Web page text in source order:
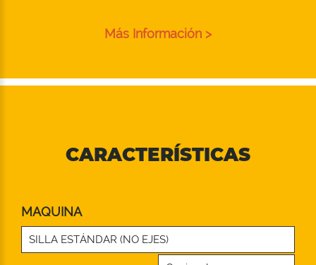
Más Información >
CARACTERÍSTICAS
MAQUINA
SILLA ESTÁNDAR (NO EJES)